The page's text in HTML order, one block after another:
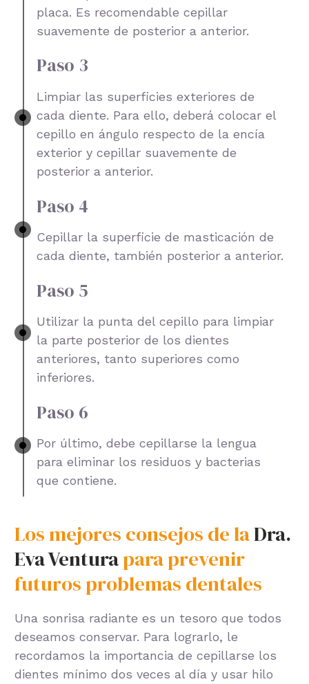
placa. Es recomendable cepillar
suavemente de posterior a anterior.
Paso 3
Limpiar las superficies exteriores de
cada diente. Para ello, deberá colocar el
cepillo en ángulo respecto de la encía
exterior y cepillar suavemente de
posterior a anterior.
Paso 4
Cepillar la superficie de masticación de
cada diente, también posterior a anterior.
Paso 5
Utilizar la punta del cepillo para limpiar
la parte posterior de los dientes
anteriores, tanto superiores como
inferiores.
Paso 6
Por último, debe cepillarse la lengua
para eliminar los residuos y bacterias
que contiene.
Los mejores consejos de laDra.
Eva Venturapara prevenir
futuros problemas dentales
Una sonrisa radiante es un tesoro que todos
deseamos conservar. Para lograrlo, le
recordamos la importancia de cepillarse los
dientes mínimo dos veces al día y usar hilo